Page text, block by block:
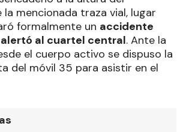
la mencionada traza vial, lugar
formalmente un accidente
al cuartel central. Ante la
el cuerpo activo se dispuso la
del móvil 35 para asistir en el